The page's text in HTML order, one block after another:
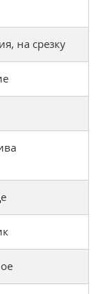
на срезку